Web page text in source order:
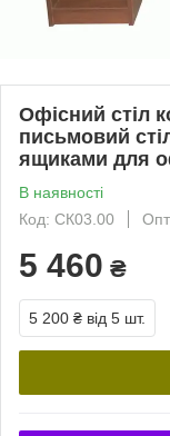
Офісний стіл
письмовий
ящиками для
В наявності
Код: СК03.00
Опт
5 460 ₴
5 200 ₴ від 5 шт.